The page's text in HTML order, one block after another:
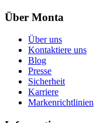
Über Monta
Über uns
Kontaktiere uns
Blog
Presse
Sicherheit
Karriere
Markenrichtlinien